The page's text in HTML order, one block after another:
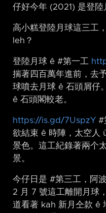
仔好今年 (2021) 是登陸
高小糕登陸月球這三工
leh？
登陸月球 ê #第一工
揣著四百萬年進前，去
球噴去月球 ê 石頭屑仔
ê 石頭閣較老。
https://is.gd/7UspzY #
欲結束 ê 時陣，太空人
景色。這工紀錄著兩个
景。
今仔日是 #第三工，阿
2 月 7 號這工離開月球
道看著 kah 新月仝款 ê